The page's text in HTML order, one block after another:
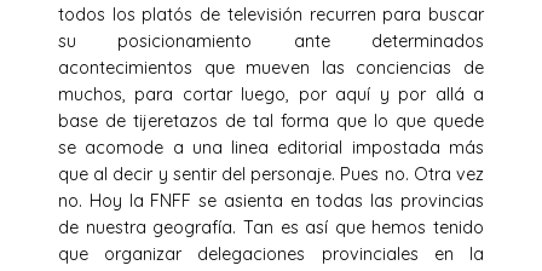
todos los platós de televisión recurren para buscar
su posicionamiento ante determinados
acontecimientos que mueven las conciencias de
muchos, para cortar luego, por aquí y por allá a
base de tijeretazos de tal forma que lo que quede
se acomode a una linea editorial impostada más
que al decir y sentir del personaje. Pues no. Otra vez
no. Hoy la FNFF se asienta en todas las provincias
de nuestra geografía. Tan es así que hemos tenido
que organizar delegaciones provinciales en la